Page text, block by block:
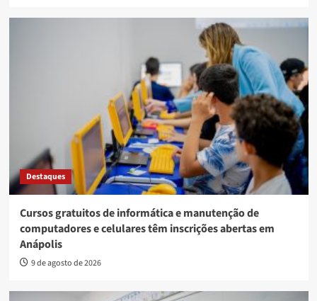
Destaques
Cursos gratuitos de informática e manutenção de
computadores e celulares têm inscrições abertas em
Anápolis
9 de agosto de 2026